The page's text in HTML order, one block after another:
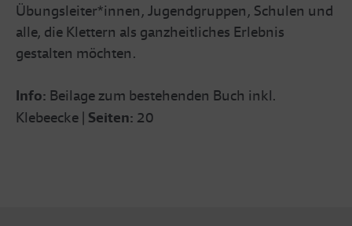
Übungsleiter*innen, Jugendgruppen, Schulen und
alle, die Klettern als ganzheitliches Erlebnis
gestalten möchten.
Info: Beilage zum bestehenden Buch inkl.
Klebeecke | Seiten: 20